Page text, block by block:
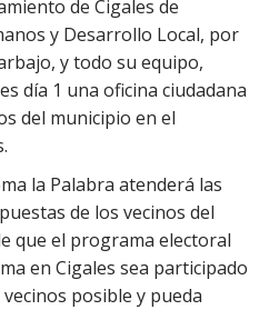
de Cigales de
y Desarrollo Local, por
y todo su equipo,
día 1 una oficina ciudadana
del municipio en el
la Palabra atenderá las
de los vecinos del
que el programa electoral
en Cigales sea participado
posible y pueda